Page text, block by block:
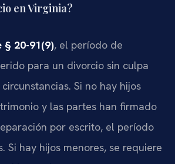
en Virginia?
§ 20-91(9), el período de
para un divorcio sin culpa
Si no hay hijos
y las partes han firmado
por escrito, el período
Si hay hijos menores, se requiere